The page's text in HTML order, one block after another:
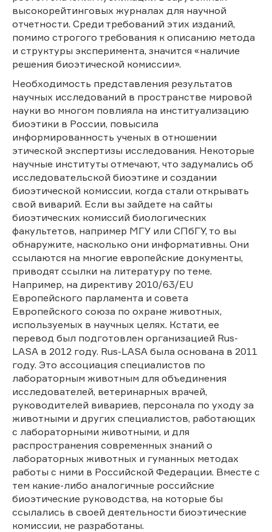
высокорейтинговых журналах для научной
отчетности. Среди требований этих изданий,
помимо строгого требования к описанию метода
и структуры эксперимента, значится «наличие
решения биоэтической комиссии».
Необходимость представления результатов
научных исследований в пространстве мировой
науки во многом повлияла на институализацию
биоэтики в России, повысила
информированность ученых в отношении
этической экспертизы исследования. Некоторые
научные институты отмечают, что задумались об
исследовательской биоэтике и создании
биоэтической комиссии, когда стали открывать
свой виварий. Если вы зайдете на сайты
биоэтических комиссий биологических
факультетов, например МГУ или СПбГУ, то вы
обнаружите, насколько они информативны. Они
ссылаются на многие европейские документы,
приводят ссылки на литературу по теме.
Например, на директиву 2010/63/EU
Европейского парламента и совета
Европейского союза по охране животных,
используемых в научных целях. Кстати, ее
перевод был подготовлен организацией Rus-
LASA в 2012 году. Rus-LASA была основана в 2011
году. Это ассоциация специалистов по
лабораторным животным для объединения
исследователей, ветеринарных врачей,
руководителей вивариев, персонала по уходу за
животными и других специалистов, работающих
с лабораторными животными, и для
распространения современных знаний о
лабораторных животных и гуманных методах
работы с ними в Российской Федерации. Вместе с
тем какие-либо аналогичные российские
биоэтические руководства, на которые бы
ссылались в своей деятельности биоэтические
комиссии, не разработаны.